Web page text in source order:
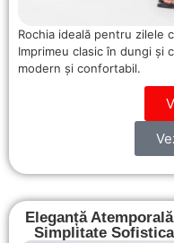
Rochia ideală pentru zilele
Imprimeu clasic în dungi și
modern și confortabil.
Eleganță
Simplitate